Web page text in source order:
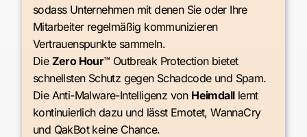
sodass Unternehmen mit denen Sie oder Ihre
Mitarbeiter regelmäßig kommunizieren
Vertrauenspunkte sammeln.
Die Zero Hour™ Outbreak Protection bietet
schnellsten Schutz gegen Schadcode und Spam.
Die Anti-Malware-Intelligenz von Heimdalllernt
kontinuierlich dazu und lässt Emotet, WannaCry
und QakBot keine Chance.